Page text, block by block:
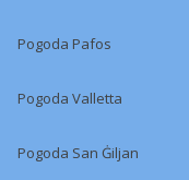
Pogoda Pafos
Pogoda Valletta
Pogoda San Ġiljan